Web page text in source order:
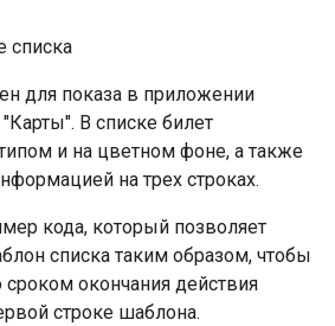
для показа в приложении
В списке билет
и на цветном фоне, а также
на трех строках.
кода, который позволяет
списка таким образом, чтобы
окончания действия
строке шаблона.